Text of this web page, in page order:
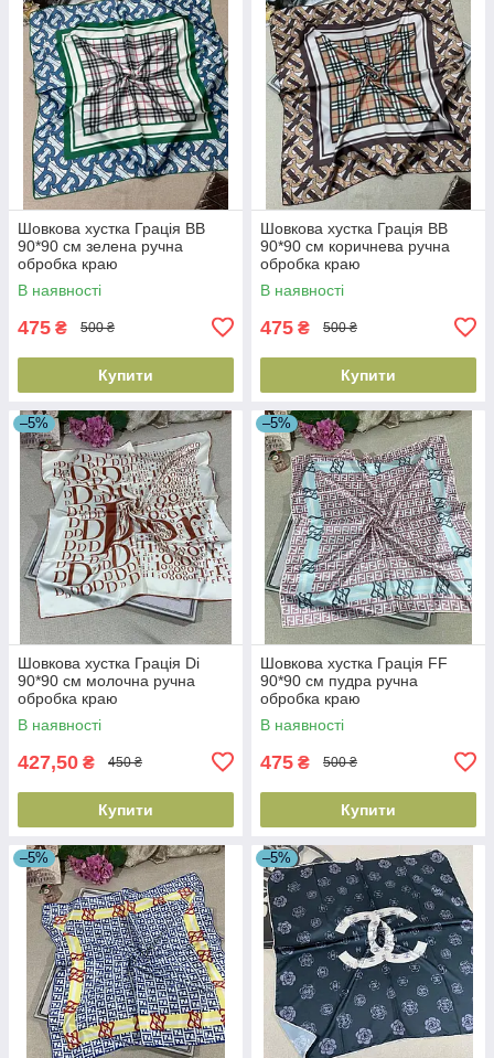
Шовкова хустка Грація BB
90*90 см зелена ручна
обробка краю
В наявності
475 ₴ 500 ₴
Купити
Шовкова хустка Грація BB
90*90 см коричнева ручна
обробка краю
В наявності
475 ₴ 500 ₴
Купити
–5%
Шовкова хустка Грація Di
90*90 см молочна ручна
обробка краю
В наявності
427,50 ₴ 450 ₴
Купити
–5%
Шовкова хустка Грація FF
90*90 см пудра ручна
обробка краю
В наявності
475 ₴ 500 ₴
Купити
–5% –5%